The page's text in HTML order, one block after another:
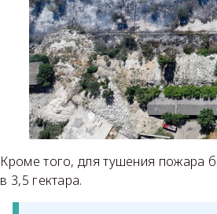
Кроме того, для тушения пожара
в 3,5 гектара.